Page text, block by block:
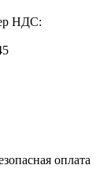
НДС:
оплата